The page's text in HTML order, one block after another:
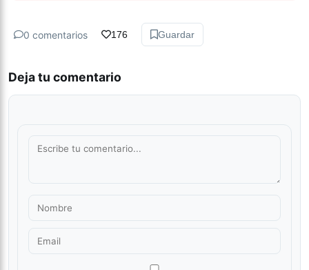
0 comentarios 176 Guardar
Deja tu comentario